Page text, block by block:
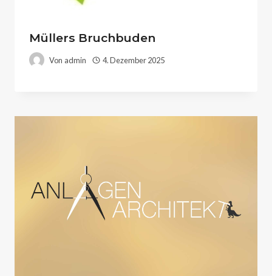
Müllers Bruchbuden
Von admin 4. Dezember 2025